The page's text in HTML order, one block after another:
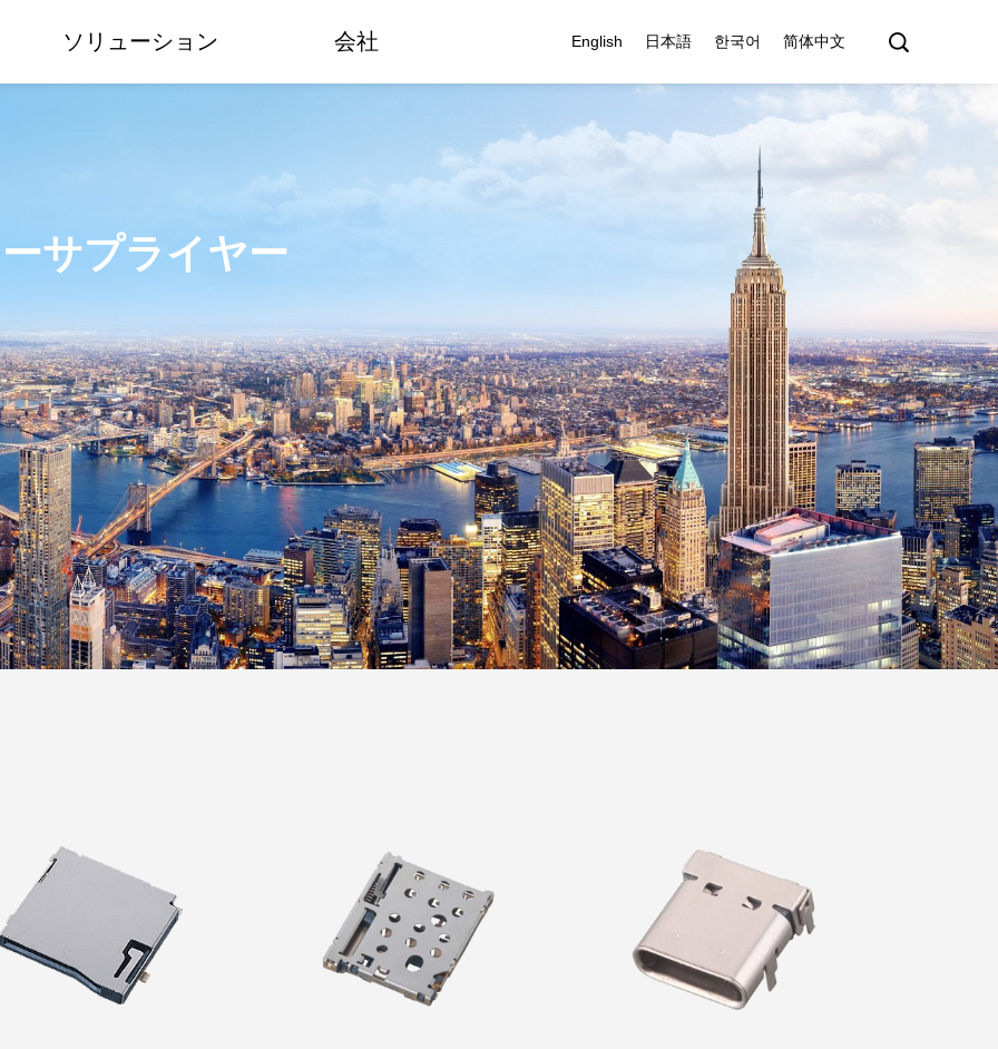
ソリューション 会社 English 日本語 한국어 简体中文
サプライヤー